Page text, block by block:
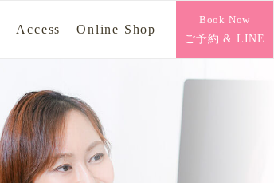
Access Online Shop
Book Now
ご予約 & LINE